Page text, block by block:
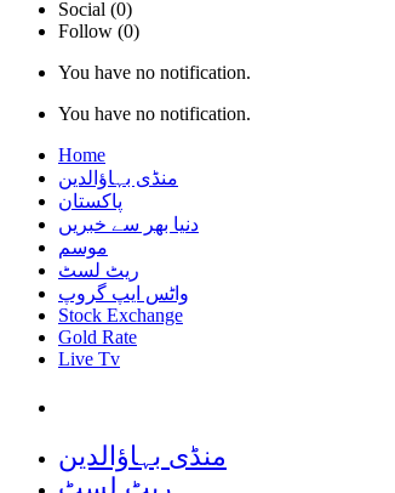
Social (0)
Follow (0)
You have no notification.
You have no notification.
Home
منڈی بہاؤالدین
پاکستان
دنیا بھر سے خبریں
موسم
ریٹ لسٹ
واٹس ایپ گروپ
Stock Exchange
Gold Rate
Live Tv
منڈی بہاؤالدین